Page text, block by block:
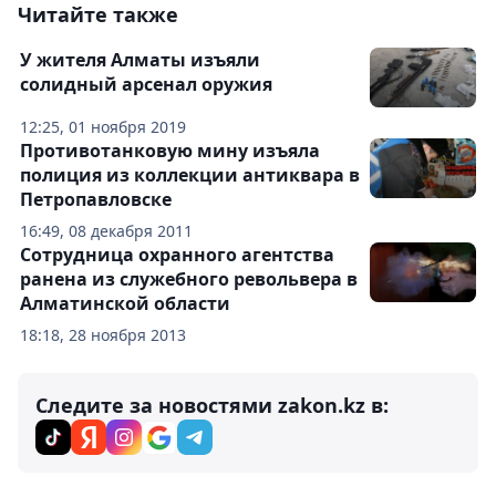
Читайте также
12:25, 01 ноября 2019
У жителя Алматы изъяли
солидный арсенал оружия
16:49, 08 декабря 2011
Противотанковую мину изъяла
полиция из коллекции антиквара в
Петропавловске
18:18, 28 ноября 2013
Сотрудница охранного агентства
ранена из служебного револьвера в
Алматинской области
Следите за новостями zakon.kz в: